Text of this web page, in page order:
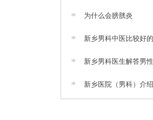
* 为什么会膀胱炎
* 新乡男科中医比较好
* 新乡男科医生解答男
* 新乡医院（男科）介